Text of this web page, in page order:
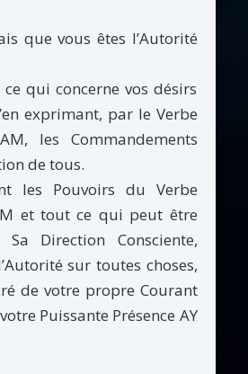
que vous êtes l’Autorité
qui concerne vos désirs
exprimant, par le Verbe
les Commandements
de tous.
les Pouvoirs du Verbe
et tout ce qui peut être
Direction Consciente,
sur toutes choses,
de votre propre Courant
Puissante Présence AY